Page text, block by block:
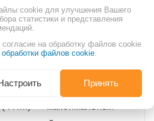
автоматически
и рассчитывать
показать свой лучший
зоны силы. Подключите
мощности к Ultra
функциональную
cookie для улучшения Вашего
статистики и представления
на обработку файлов cookie
обработки файлов cookie.
Принять